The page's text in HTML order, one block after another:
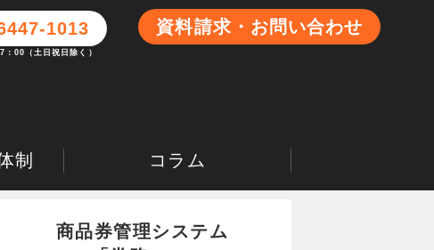
1013
：00（土日祝日除く）
資料請求・お問い合わせ
制 コラム
商品券管理システム